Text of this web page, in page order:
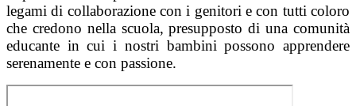
legami di collaborazione con i genitori e con tutti coloro
che credono nella scuola, presupposto di una comunità
educante in cui i nostri bambini possono apprendere
serenamente e con passione.